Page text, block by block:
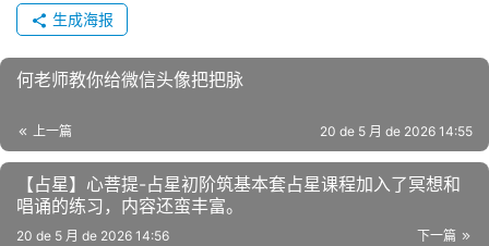
生成海报
何老师教你给微信头像把把脉
上一篇 20 de 5 月 de 2026 14:55
【占星】心菩提-占星初阶筑基本套占星课程加入了冥想和
唱诵的练习，内容还蛮丰富。
下一篇
20 de 5 月 de 2026 14:56